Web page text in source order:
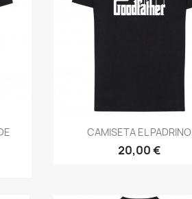
Vista rápida
CAMISETA EL PADRINO
20,00 €